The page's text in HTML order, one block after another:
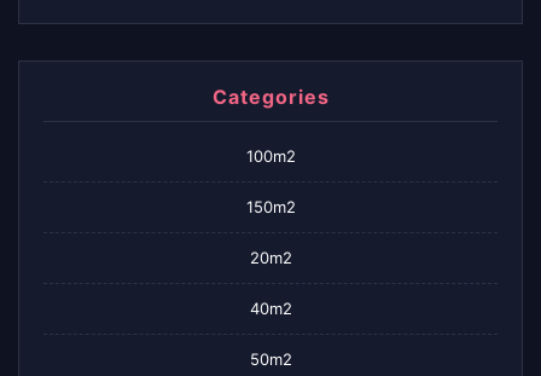
Categories
100m2
150m2
20m2
40m2
50m2